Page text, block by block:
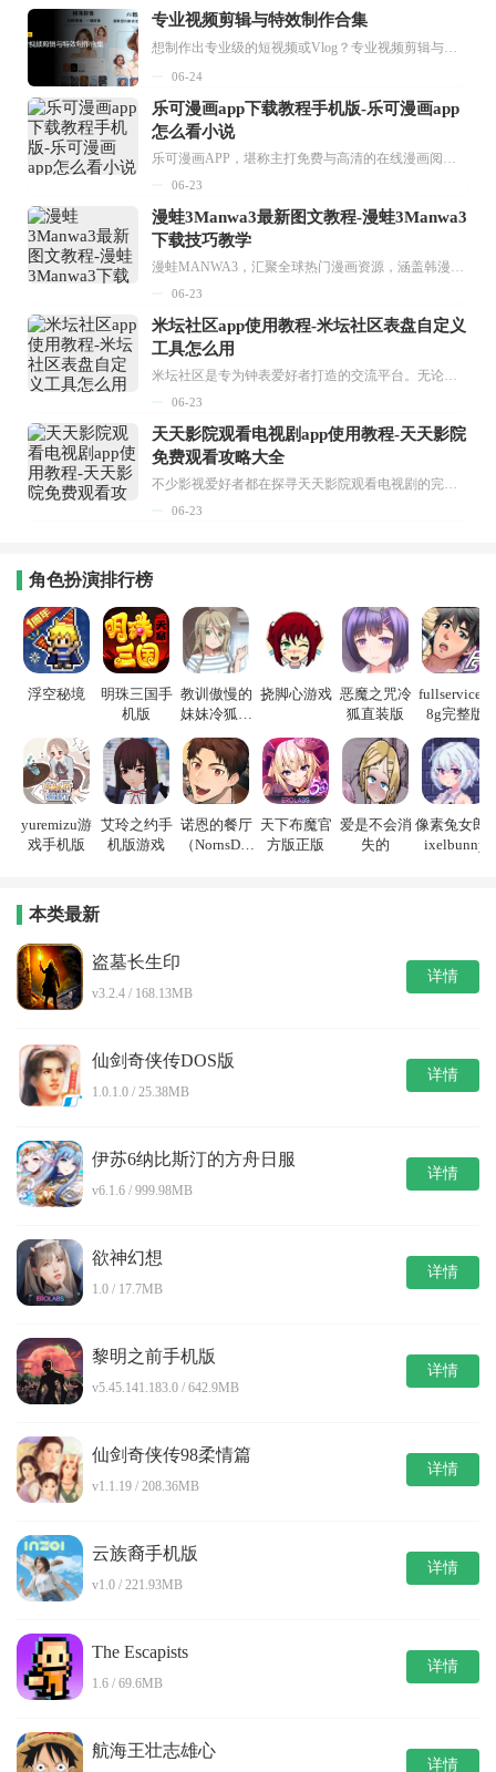
专业视频剪辑与特效制作合集
想制作出专业级的短视频或Vlog？专业视频剪辑与特效制作大全专题为你提供了从剪辑、抠像到特效包装的全套解决方案。无论是添加炫酷的片头、进行精准的视频抠图，还是制...
06-24
乐可漫画app下载教程手机版-乐可漫画app
怎么看小说
乐可漫画APP，堪称主打免费与高清的在线漫画阅读神器。其官方版提供海量完整版漫画资源，无论是国内漫画，还是日漫、韩漫、台漫、美漫等国外漫画，应有尽有，随时供你阅读。只需轻点一下，便能直接进入阅读界面。不仅如此，乐可漫画最新版本更新速度极快，在这里，你总能抢先看到全网一手漫画章节内容！...
06-23
漫蛙3Manwa3最新图文教程-漫蛙3Manwa3
下载技巧教学
漫蛙MANWA3，汇聚全球热门漫画资源，涵盖韩漫、欧美漫画、国漫等多种类型，题材丰富多样，全方位满足用户阅读喜好。它不仅是阅读平台，更是创作平台，为广大用户打造零门槛创作环境。...
06-23
米坛社区app使用教程-米坛社区表盘自定义
工具怎么用
米坛社区是专为钟表爱好者打造的交流平台。无论你是初涉钟表领域的普通爱好者，还是拥有多年收藏经验的资深玩家，都能在此找到属于自己的天地。 无需注册，就能轻松参与其中。通过专业的讨论论坛与丰富的交互功能，你可与世界各地的钟表爱好者畅快交流。若你钟情于钟表，米坛社区无疑是值得一试的理想之选。在这里，你能获取最新的手表资讯，交流见解，提升鉴赏品味，让每一块手表都成为收藏故事中重要的一部分。感兴趣的朋友，不要错过下载机会。...
06-23
天天影院观看电视剧app使用教程-天天影院
免费观看攻略大全
不少影视爱好者都在探寻天天影院观看电视剧的完整方法，结合最新平台使用规则，本篇新手入门攻略全面讲解观看渠道、检索流程、播放设置以及画面模式调整等实用内容。全文适配手机、电脑等主流设备，步骤简洁易懂，无论是初次使用的新手，还是想要优化观影体验的用户，都能参照内容快速上手，熟练掌握平台各项操作技巧，轻松畅享影视内容。...
06-23
角色扮演排行榜
浮空秘境
明珠三国手
机版
教训傲慢的
妹妹冷狐游
挠脚心游戏 恶魔之咒冷
狐直装版
fullservice1.
8g完整版
yuremizu游
戏手机版
艾玲之约手
机版游戏
诺恩的餐厅
（NornsDin
天下布魔官
方版正版
爱是不会消
失的
像素兔女郎p
ixelbunny
本类最新
盗墓长生印
v3.2.4 / 168.13MB
详情
仙剑奇侠传DOS版
1.0.1.0 / 25.38MB
详情
伊苏6纳比斯汀的方舟日服
v6.1.6 / 999.98MB
详情
欲神幻想
1.0 / 17.7MB
详情
黎明之前手机版
v5.45.141.183.0 / 642.9MB
详情
仙剑奇侠传98柔情篇
v1.1.19 / 208.36MB
详情
云族裔手机版
v1.0 / 221.93MB
详情
The Escapists
1.6 / 69.6MB
详情
航海王壮志雄心
详情